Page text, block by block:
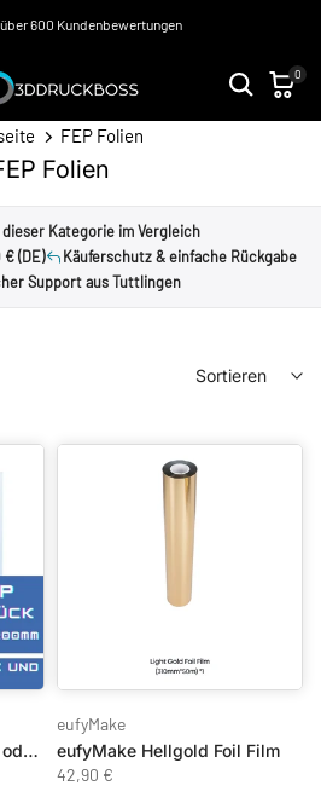
600 Kundenbewertungen
0
FEP Folien
Folien
Kategorie im Vergleich
(DE)
Käuferschutz & einfache Rückgabe
Support aus Tuttlingen
Sortieren
FEP Folie Photon Mono X oder Saturn - 260x200mm
eufyMake
eufyMake Hellgold Foil Film
42,90 €